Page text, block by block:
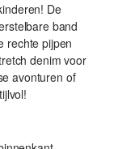
De
band
rechte pijpen
denim voor
avonturen of